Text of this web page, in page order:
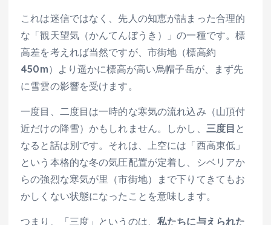
これは迷信ではなく、先人の知恵が詰まった合理的
な「観天望気（かんてんぼうき）」の一種です。標
高差を考えれば当然ですが、市街地（標高約
450m）より遥かに標高が高い烏帽子岳が、まず先
に雪雲の影響を受けます。
一度目、二度目は一時的な寒気の流れ込み（山頂付
近だけの降雪）かもしれません。しかし、 三度目 と
なると話は別です。それは、上空には「西高東低」
という本格的な冬の気圧配置が定着し、シベリアか
らの強烈な寒気が里（市街地）まで下りてきてもお
かしくない状態になったことを意味します。
つまり、「三度」というのは、私たちに与えられた